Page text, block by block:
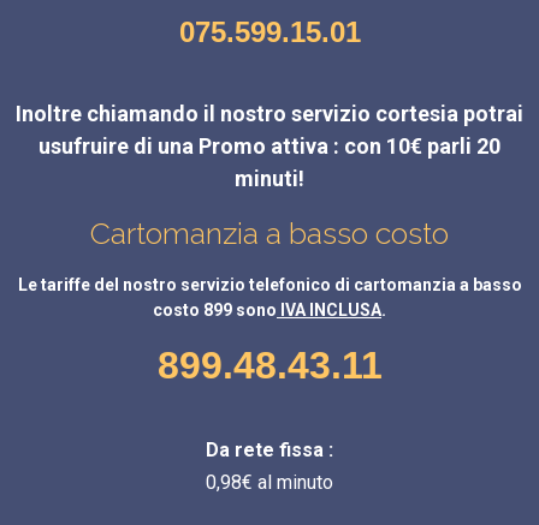
075.599.15.01
Inoltre chiamando il nostro servizio cortesia potrai
usufruire di una Promo attiva : con 10€ parli 20
minuti!
Cartomanzia a basso costo
Le tariffe del nostro servizio telefonico di cartomanzia a basso
costo 899 sono IVA INCLUSA.
899.48.43.11
Da rete fissa :
0,98€ al minuto